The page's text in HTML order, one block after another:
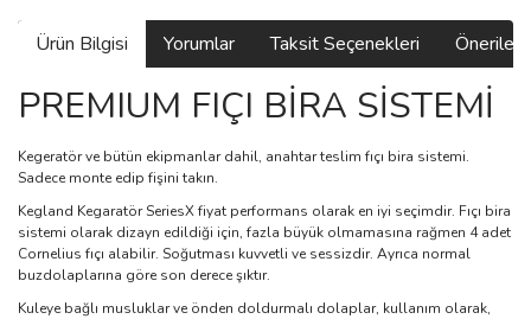
Ürün Bilgisi Yorumlar Taksit Seçenekleri
PREMIUM FIÇI BİRA SİSTEMİ
Kegeratör ve bütün ekipmanlar dahil, anahtar teslim fıçı bira sistemi.
Sadece monte edip fişini takın.
Kegland Kegaratör SeriesX fiyat performans olarak en iyi seçimdir. Fıçı bira
sistemi olarak dizayn edildiği için, fazla büyük olmamasına rağmen 4 adet
Cornelius fıçı alabilir. Soğutması kuvvetli ve sessizdir. Ayrıca normal
buzdolaplarına göre son derece şıktır.
Kuleye bağlı musluklar ve önden doldurmalı dolaplar, kullanım olarak,